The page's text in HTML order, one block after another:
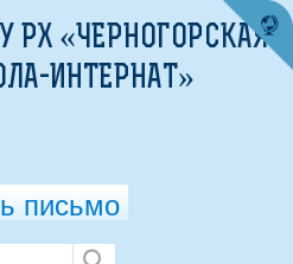
РХ «ЧЕРНОГОРСКАЯ
ИНТЕРНАТ»
письмо